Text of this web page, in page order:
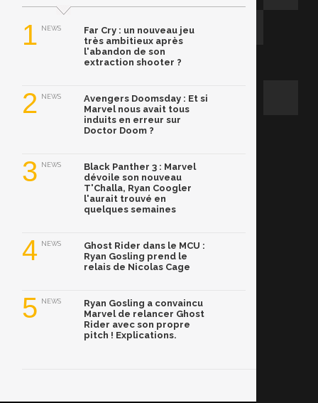
1 NEWS
Far Cry : un nouveau jeu
très ambitieux après
l'abandon de son
extraction shooter ?
2 NEWS
Avengers Doomsday : Et si
Marvel nous avait tous
induits en erreur sur
Doctor Doom ?
3 NEWS
Black Panther 3 : Marvel
dévoile son nouveau
T'Challa, Ryan Coogler
l'aurait trouvé en
quelques semaines
4 NEWS
Ghost Rider dans le MCU :
Ryan Gosling prend le
relais de Nicolas Cage
5 NEWS
Ryan Gosling a convaincu
Marvel de relancer Ghost
Rider avec son propre
pitch ! Explications.